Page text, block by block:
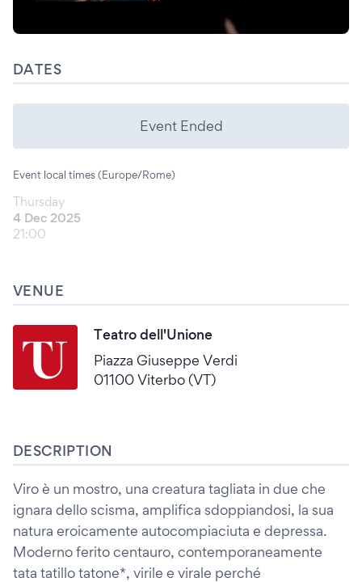
DATES
Event Ended
Event local times (Europe/Rome)
Thursday
4 Dec 2025
21:00
VENUE
Teatro dell'Unione
Piazza Giuseppe Verdi
01100 Viterbo (VT)
DESCRIPTION
Viro è un mostro, una creatura tagliata in due che
ignara dello scisma, amplifica sdoppiandosi, la sua
natura eroicamente autocompiaciuta e depressa.
Moderno ferito centauro, contemporaneamente
tata tatillo tatone*, virile e virale perché